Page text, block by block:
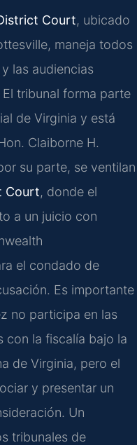
Court, ubicado
maneja todos
las audiencias
tribunal forma parte
de Virginia y está
Claiborne H.
su parte, se ventilan
Court, donde el
a un juicio con
el condado de
Es importante
no participa en las
con la fiscalía bajo la
de Virginia, pero el
y presentar un
Un
tribunales de